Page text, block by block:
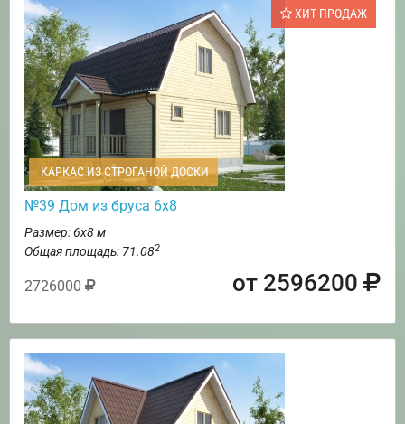
ХИТ ПРОДАЖ
КАРКАС ИЗ СТРОГАНОЙ ДОСКИ
№39 Дом из бруса 6х8
Размер: 6х8 м
Общая площадь: 71.082
2726000 от 2596200